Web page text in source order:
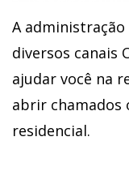
A
diversos canais
ajudar você na
abrir chamados
residencial.